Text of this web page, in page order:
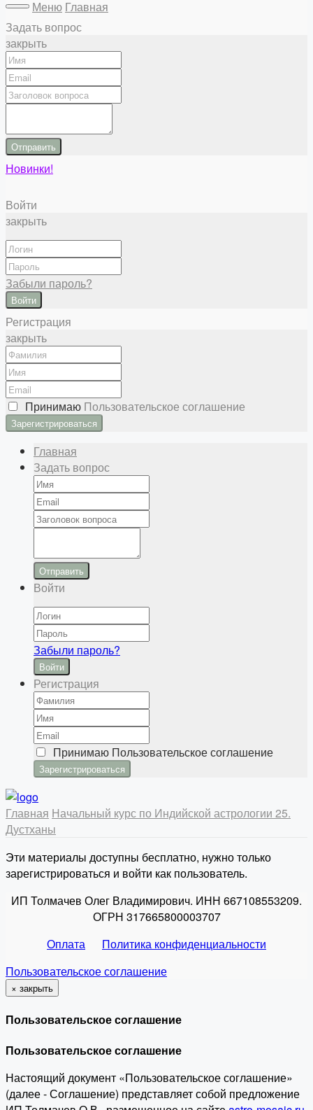
Меню Главная
Задать вопрос
закрыть
Отправить
Новинки!
Войти
закрыть
Забыли пароль?
Войти
Регистрация
закрыть
Принимаю Пользовательское соглашение
Главная
Задать вопрос
Отправить
Войти
Забыли пароль?
Войти
Регистрация
Принимаю Пользовательское соглашение
Главная Начальный курс по Индийской астрологии 25.
Дустханы
Эти материалы доступны бесплатно, нужно только
зарегистрироваться и войти как пользователь.
ИП Толмачев Олег Владимирович. ИНН 667108553209.
ОГРН 317665800003707
Оплата
Политика конфиденциальности
Пользовательское соглашение
× закрыть
Пользовательское соглашение
Пользовательское соглашение
Настоящий документ «Пользовательское соглашение»
(далее - Соглашение) представляет собой предложение